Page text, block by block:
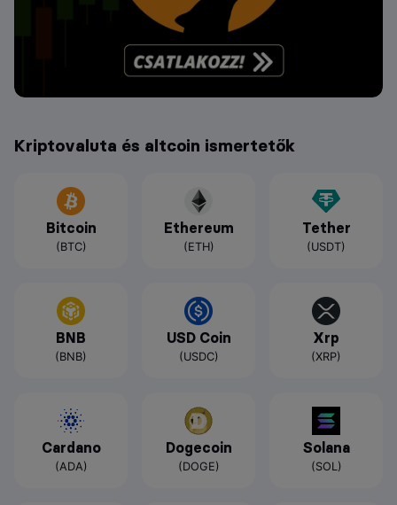
Kriptovaluta és altcoin ismertetők
Bitcoin
(BTC)
Ethereum
(ETH)
Tether
(USDT)
BNB
(BNB)
USD Coin
(USDC)
Xrp
(XRP)
Cardano
(ADA)
Dogecoin
(DOGE)
Solana
(SOL)